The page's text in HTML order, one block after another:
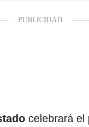
celebrará el